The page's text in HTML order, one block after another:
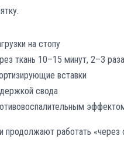
на стопу
ткань 10–15 минут, 2–3
вставки
свода
работать «через